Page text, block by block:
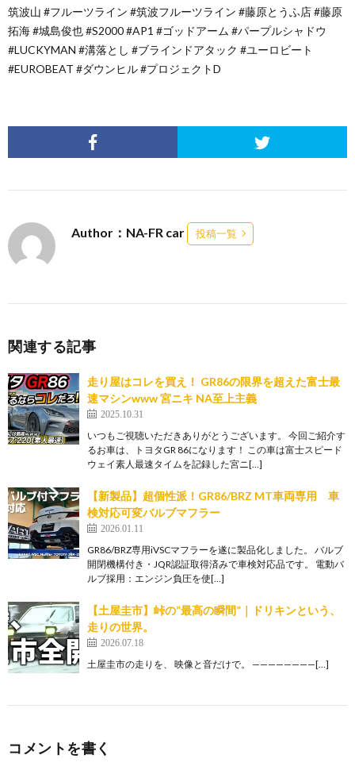
筑波山 #フルーツライン #筑波フルーツライン #藤原とうふ店 #藤原
拓海 #城島俊也 #S2000 #AP1 #ゴッドアーム #パープルシャドウ
#LUCKYMAN #溝落とし #ブラインドアタック #ユーロビート
#EUROBEAT #ダウンヒル #プロジェクトD
Author：NA-FR car 投稿一覧
関連する記事
走り屋はコレを買え！ GR86の限界を超えた富士最
速マシンwww 宮ニキ NA至上主義
2025.10.31
いつもご視聴いただきありがとうございます。 今回ご紹介す
るお車は、トヨタGR 86になります！ この車は富士スピード
ウェイ素人最速タイムを記録した宮ニ[…]
【新製品】超個性派！GR86/BRZ MT車両専用 車
検対応可変バルブマフラー
2026.01.11
GR86/BRZ専用iVSCマフラーを遂に製品化しました。 バルブ
開閉機構付き・JQR認証取得済みで車検対応品です。 電動バ
ルブ採用：エンジン負圧を使[…]
【土屋圭市】峠の”最高の瞬間”｜ドリキンという、
走りの世界。
2026.07.18
土屋圭市の走りを、 映像と音だけで。 ————————[…]
コメントを書く